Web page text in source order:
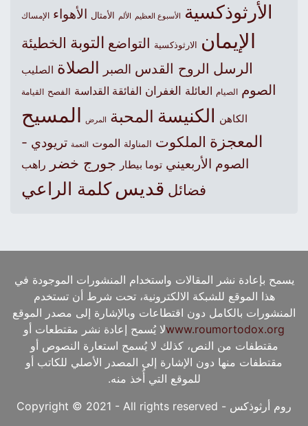
الأرثوذكسية الأسبوع العظيم الألم الأمثال الأهواء الإمساك
الإيمان الارثوذكسية التواضع التوبة الخطيئة
الرسل الروح القدس الصبر الصلاة الصليب
الصوم الصيام العائلة الغفران الفائقة القداسة الفصح القيامة
الكاهن الكنيسةالمحبة المرض المسيح
المعجزة الملكوت المناولة الموت النعمة تريودي -
الصوم الأربعيني توما بيطار جورج خضر راهب
فضائل قديس كلمة الراعي
يسمح بإعادة نشر المقالات واستخدام المنشورات الموجودة في
هذا الموقع للشبكة الالكترونية، تحت شرط أن تستخدم
المنشورات بالكامل دون اقتطاعات وبالإشارة إلى مصدر الموقع
www.roumortodox.orgلا يُسمح إعادة نشر مقتطعات أو
مقتطفات من النص، كذلك لا يُسمح استعارة النصوص أو
مقتطفات منها دون الإشارة إلى المصدر الأصلي للكاتب أو
للموقع التي أُخذ منه.
روم أرثوذكس - Copyright © 2021 - All rights reserved